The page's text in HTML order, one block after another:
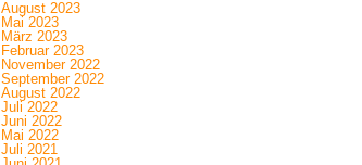
August 2023
Mai 2023
März 2023
Februar 2023
November 2022
September 2022
August 2022
Juli 2022
Juni 2022
Mai 2022
Juli 2021